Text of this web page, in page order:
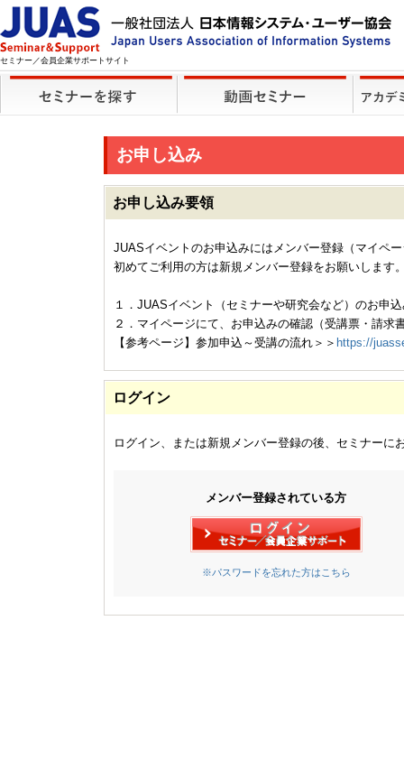
セミナー／会員企業サポートサイト
お申し込み
お申し込み要領
JUASイベントのお申込みにはメンバー登録（マイペ
初めてご利用の方は新規メンバー登録をお願いします
１．JUASイベント（セミナーや研究会など）のお申
２．マイページにて、お申込みの確認（受講票・請求
【参考ページ】参加申込～受講の流れ＞＞ https://
ログイン
ログイン、または新規メンバー登録の後、セミナーに
メンバー登録されている方
※パスワードを忘れた方はこちら